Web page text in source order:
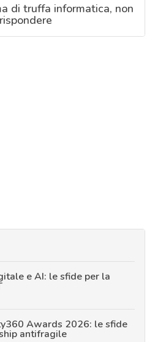
di truffa informatica, non
e AI: le sfide per la
Awards 2026: le sfide
antifragile